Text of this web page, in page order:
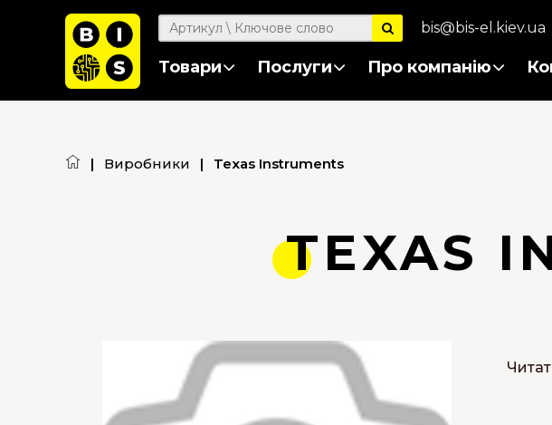
bis@bis-el.kiev.ua
Товари Послуги Про компанію
| Виробники | Texas Instruments
TEXAS